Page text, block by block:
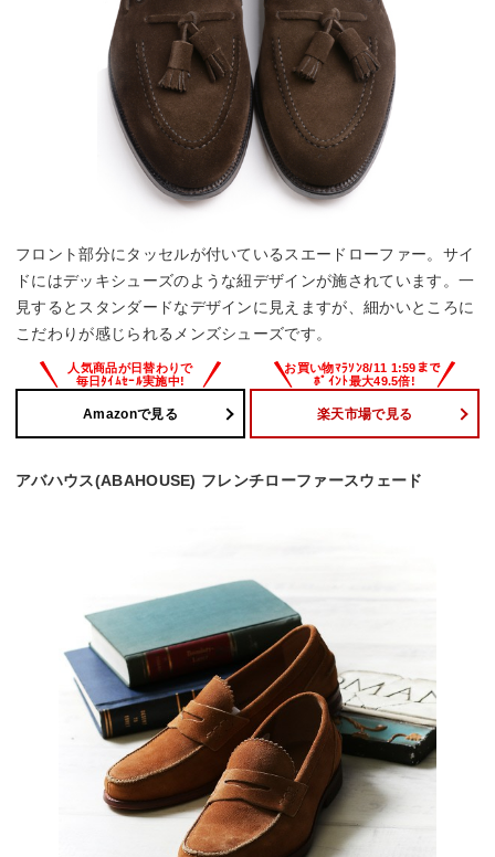
フロント部分にタッセルが付いているスエードローファー。サイ
ドにはデッキシューズのような紐デザインが施されています。一
見するとスタンダードなデザインに見えますが、細かいところに
こだわりが感じられるメンズシューズです。
Amazonで見る 楽天市場で見る
アバハウス(ABAHOUSE) フレンチローファースウェード